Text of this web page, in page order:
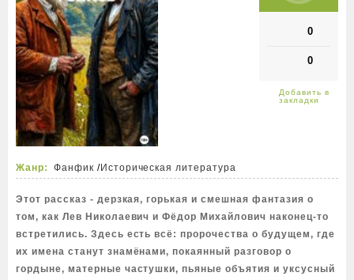
0
0
Жанр: Фанфик /Историческая литература
Этот рассказ - дерзкая, горькая и смешная фантазия о
том, как Лев Николаевич и Фёдор Михайлович наконец-то
встретились. Здесь есть всё: пророчества о будущем, где
их имена станут знамёнами, покаянный разговор о
гордыне, матерные частушки, пьяные объятия и уксусный